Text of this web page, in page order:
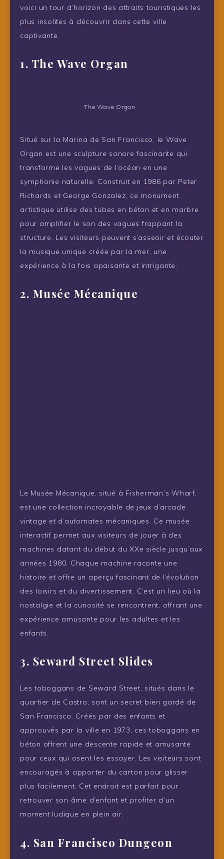
voici un tour d’horizon des attraits touristiques les
plus insolites à découvrir dans cette ville
captivante.
1. The Wave Organ
The Wave Organ
Situé sur la Marina de San Francisco, le Wave
Organ est une sculpture sonore fascinante qui
transforme les vagues de l’océan en une
symphonie naturelle. Construit en 1986 par Peter
Richards et George Gonzalez, ce monument
artistique utilise des tubes en béton et en marbre
pour amplifier le son des vagues frappant la
structure. Les visiteurs peuvent s’asseoir et écouter
la musique unique créée par la mer, une
expérience à la fois apaisante et intrigante.
2. Musée Mécanique
Le Musée Mécanique, situé à Fisherman’s Wharf,
est une collection incroyable de jeux d’arcade
vintage et d’automates mécaniques. Ce musée
interactif permet aux visiteurs de jouer à des
machines datant du début du XXe siècle jusqu’aux
années 1980. Chaque machine raconte une
histoire et offre un aperçu fascinant de l’évolution
des loisirs et du divertissement. C’est un lieu où la
nostalgie et la curiosité se rencontrent, offrant une
expérience amusante pour les adultes et les
enfants.
3. Seward Street Slides
Les toboggans de Seward Street, situés dans le
quartier de Castro, sont un secret bien gardé de
San Francisco. Créés par des enfants et
approuvés par la ville en 1973, ces toboggans en
béton offrent une descente rapide et amusante
pour ceux qui osent les essayer. Les visiteurs sont
encouragés à apporter du carton pour glisser
plus facilement. Cet endroit est parfait pour
retrouver son âme d’enfant et profiter d’un
moment ludique en plein air.
4. San Francisco Dungeon